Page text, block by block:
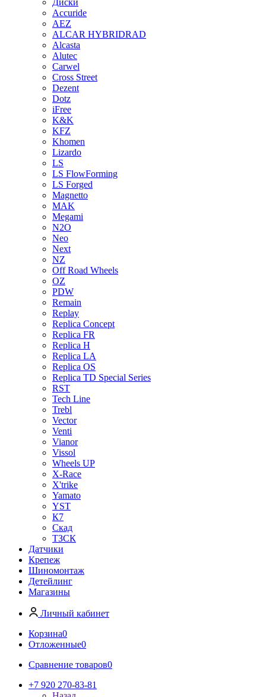
Диски
Accuride
AEZ
ALCAR HYBRIDRAD
Alcasta
Alutec
Carwel
Cross Street
Dezent
Dotz
iFree
K&K
KFZ
Khomen
Lizardo
LS
LS FlowForming
LS Forged
Magnetto
MAK
Megami
N2O
Neo
Next
NZ
Off Road Wheels
OZ
PDW
Remain
Replay
Replica Concept
Replica FR
Replica H
Replica LA
Replica OS
Replica TD Special Series
RST
Tech Line
Trebl
Vector
Venti
Vianor
Vissol
Wheels UP
X-Race
X'trike
Yamato
YST
К7
Скад
ТЗСК
Датчики
Крепеж
Шиномонтаж
Детейлинг
Магазины
Личный кабинет
Корзина0
Отложенные0
Сравнение товаров0
+7 920 270-83-81